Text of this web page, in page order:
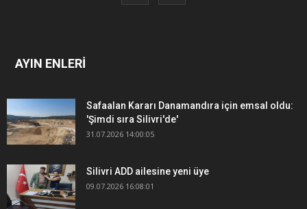
AYIN ENLERİ
Safaalan Kararı Danamandıra için emsal oldu:
'Şimdi sıra Silivri'de'
31.07.2026 14:00:05
Silivri ADD ailesine yeni üye
09.07.2026 16:08:01